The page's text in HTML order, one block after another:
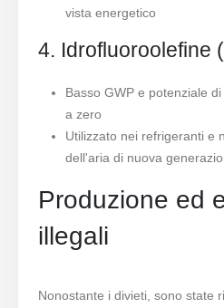
vista energetico
4. Idrofluoroolefine
Basso GWP e potenziale
a zero
Utilizzato nei refrigeranti e
dell'aria di nuova
Produzione ed
illegali
Nonostante i divieti, sono state